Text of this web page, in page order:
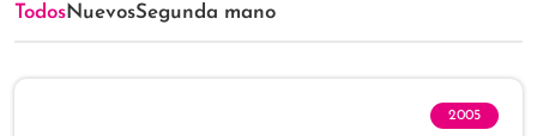
TodosNuevosSegunda mano
2005